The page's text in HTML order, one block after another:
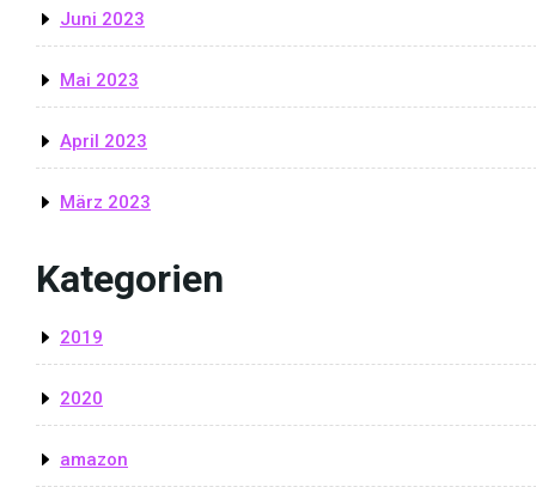
Juni 2023
Mai 2023
April 2023
März 2023
Kategorien
2019
2020
amazon